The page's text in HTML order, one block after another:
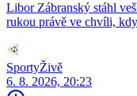
Libor Zábranský stáhl
rukou právě ve chvíli,
SportyŽivě
6. 8. 2026, 20:23